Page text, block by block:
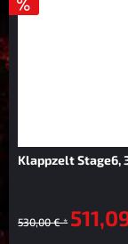
Klappzelt Stage6,
530,00 € *